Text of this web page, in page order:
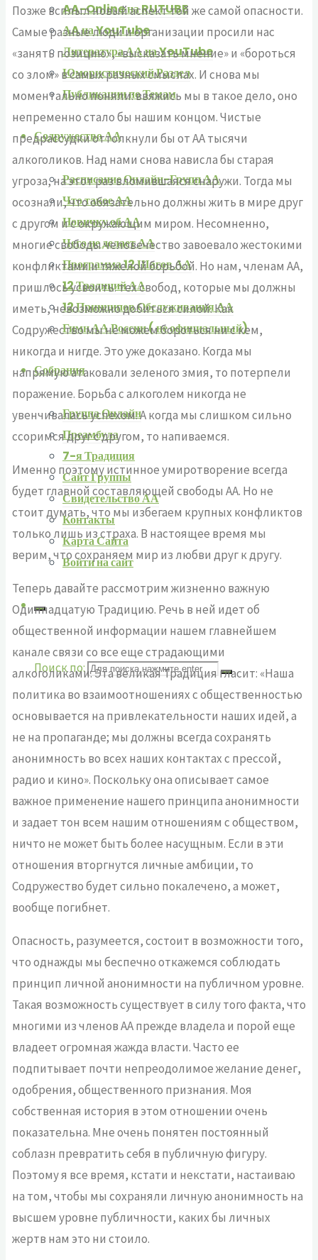
AA-Online на RUTUBE
АA на YouTube
Литература АА на YouTube
Юмористический Раздел
Публикации по Темам
Содружество АА
Расписание Онлайн-Групп АА
Что такое АА
Новичку об АА
Чего не делает АА
Программа 12 Шагов АА
12 Традиций АА
12 Принципов Обслуживания АА
Гимн АА России ( не официальный)
Собрания
Группа Онлайн
Преамбула
7-я Традиция
Сайт Группы
Свидетельство АА
Контакты
Карта Сайта
Войти на сайт
Поиск по:
Позже всплыл новый аспект той же самой опасности.
Самые разные люди и организации просили нас
«занять позицию», «высказать мнение» и «бороться
со злом» в самых разных смыслах. И снова мы
моментально поняли: ввяжись мы в такое дело, оно
непременно стало бы нашим концом. Чистые
предрассудки оттолкнули бы от АА тысячи
алкоголиков. Над нами снова нависла бы старая
угроза, на этот раз вломившаяся снаружи. Тогда мы
осознали, что обязательно должны жить в мире друг
с другом и с окружающим миром. Несомненно,
многие свободы человечество завоевало жестокими
конфликтами и тяжелой борьбой. Но нам, членам АА,
пришлось усвоить: тех свобод, которые мы должны
иметь, невозможно добиться силой. Как
Содружество мы не можем бороться ни с кем,
никогда и нигде. Это уже доказано. Когда мы
напрямую атаковали зеленого змия, то потерпели
поражение. Борьба с алкоголем никогда не
увенчивалась успехом. А когда мы слишком сильно
ссоримся друг с другом, то напиваемся.
Именно поэтому истинное умиротворение всегда
будет главной составляющей свободы АА. Но не
стоит думать, что мы избегаем крупных конфликтов
только лишь из страха. В настоящее время мы
верим, что сохраняем мир из любви друг к другу.
Теперь давайте рассмотрим жизненно важную
Одиннадцатую Традицию. Речь в ней идет об
общественной информации нашем главнейшем
канале связи со все еще страдающими
алкоголиками. Эта великая Традиция гласит: «Наша
политика во взаимоотношениях с общественностью
основывается на привлекательности наших идей, а
не на пропаганде; мы должны всегда сохранять
анонимность во всех наших контактах с прессой,
радио и кино». Поскольку она описывает самое
важное применение нашего принципа анонимности
и задает тон всем нашим отношениям с обществом,
ничто не может быть более насущным. Если в эти
отношения вторгнутся личные амбиции, то
Содружество будет сильно покалечено, а может,
вообще погибнет.
Опасность, разумеется, состоит в возможности того,
что однажды мы беспечно откажемся соблюдать
принцип личной анонимности на публичном уровне.
Такая возможность существует в силу того факта, что
многими из членов АА прежде владела и порой еще
владеет огромная жажда власти. Часто ее
подпитывает почти непреодолимое желание денег,
одобрения, общественного признания. Моя
собственная история в этом отношении очень
показательна. Мне очень понятен постоянный
соблазн превратить себя в публичную фигуру.
Поэтому я все время, кстати и некстати, настаиваю
на том, чтобы мы сохраняли личную анонимность на
высшем уровне публичности, каких бы личных
жертв нам это ни стоило.